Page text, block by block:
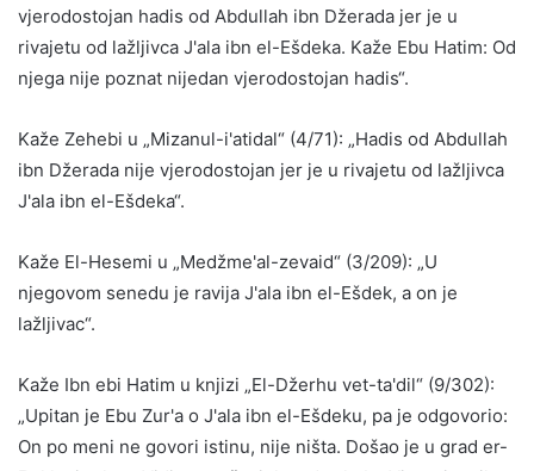
vjerodostojan hadis od Abdullah ibn Džerada jer je u
rivajetu od lažljivca J'ala ibn el-Ešdeka. Kaže Ebu Hatim: Od
njega nije poznat nijedan vjerodostojan hadis“.
Kaže Zehebi u „Mizanul-i'atidal“ (4/71): „Hadis od Abdullah
ibn Džerada nije vjerodostojan jer je u rivajetu od lažljivca
J'ala ibn el-Ešdeka“.
Kaže El-Hesemi u „Medžme'al-zevaid“ (3/209): „U
njegovom senedu je ravija J'ala ibn el-Ešdek, a on je
lažljivac“.
Kaže Ibn ebi Hatim u knjizi „El-Džerhu vet-ta'dil“ (9/302):
„Upitan je Ebu Zur'a o J'ala ibn el-Ešdeku, pa je odgovorio:
On po meni ne govori istinu, nije ništa. Došao je u grad er-